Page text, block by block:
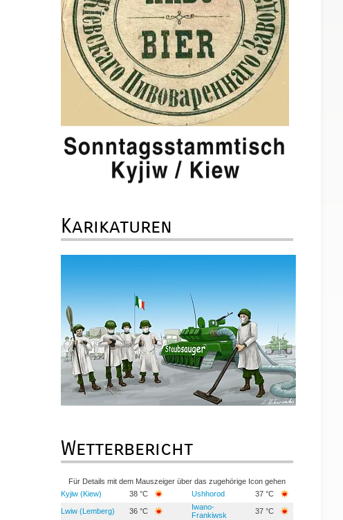
Karikaturen
Wetterbericht
Für Details mit dem Mauszeiger über das zugehörige Icon gehen
Kyjiw (Kiew)
38 °C Ushhorod 37 °C
Lwiw (Lemberg) 36 °C
Iwano-
Frankiwsk
37 °C